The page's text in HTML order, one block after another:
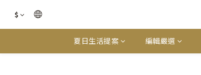
$
夏日生活提案 編輯嚴選